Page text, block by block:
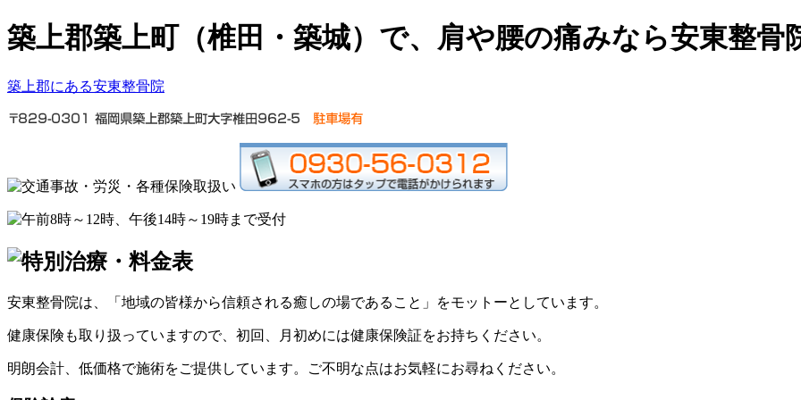
築上郡築上町（椎田・築城）で、肩や腰の痛みなら安東整骨
築上郡にある安東整骨院
安東整骨院は、「地域の皆様から信頼される癒しの場であること」をモットーとしています。
健康保険も取り扱っていますので、初回、月初めには健康保険証をお持ちください。
明朗会計、低価格で施術をご提供しています。ご不明な点はお気軽にお尋ねください。